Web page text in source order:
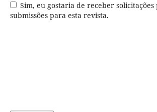
Sim, eu gostaria de receber solicitações para avaliar
submissões para esta revista.